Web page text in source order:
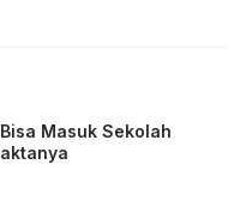
Masuk Sekolah